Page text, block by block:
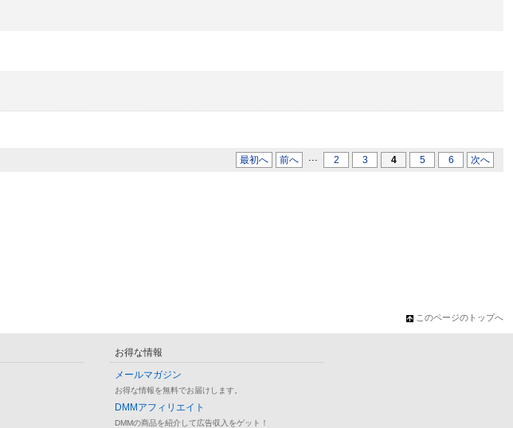
最初へ 前へ ... 2 3 4 5 6 次へ
このページのトップへ
お得な情報
メールマガジン
お得な情報を無料でお届けします。
DMMアフィリエイト
DMMの商品を紹介して広告収入をゲット！